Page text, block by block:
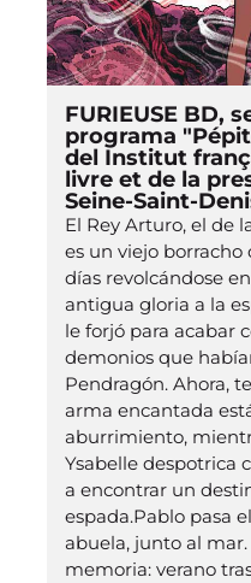
FURIEUSE BD,
programa
del Institut
livre et de la
Seine-Saint-
El Rey Arturo, el de
es un viejo borracho
días revolcándose
antigua gloria a la
le forjó para acabar
demonios que
Pendragón. Ahora,
arma encantada
aburrimiento,
Ysabelle despotrica
a encontrar un
espada.Pablo pasa
abuela, junto al
memoria: verano